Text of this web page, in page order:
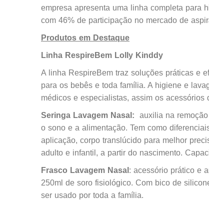
empresa apresenta uma linha completa para
com 46% de participação no mercado de
Produtos em Destaque
Linha RespireBem Lolly Kinddy
A linha RespireBem traz soluções práticas e
para os bebês e toda família. A higiene e
médicos e especialistas, assim os
Seringa Lavagem Nasal:
auxilia na
o sono e a alimentação. Tem como
aplicação, corpo translúcido para melhor
adulto e infantil, a partir do nascimento.
Frasco Lavagem Nasal : acessório prático e
250ml de soro fisiológico. Com bico de
ser usado por toda a família.